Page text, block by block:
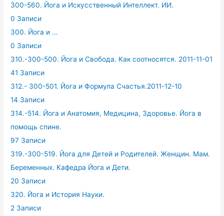
300-560. Йога и Искусственный Интеллект. ИИ.
0 Записи
300. Йога и ...
0 Записи
310.-300-500. Йога и Свобода. Как соотносятся. 2011-11-01
41 Записи
312.- 300-501. Йога и Формула Счастья.2011-12-10
14 Записи
314.-514. Йога и Анатомия, Медицина, Здоровье. Йога в
помощь спине.
97 Записи
319.-300-519. Йога для Детей и Родителей. Женщин. Мам.
Беременных. Кафедра Йога и Дети.
20 Записи
320. Йога и История Науки.
2 Записи